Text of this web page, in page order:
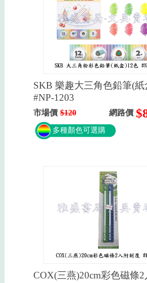
SKB 樂趣大三角色鉛筆(紙
#NP-1203
市場價 $120 網路價
多種顏色可選購
COX(三燕)20cm彩色磁條